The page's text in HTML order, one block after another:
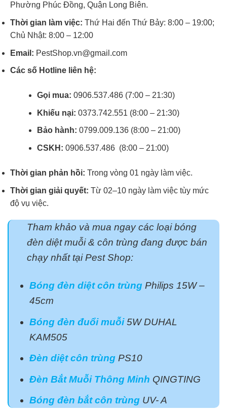
Phường Phúc Đồng, Quận Long Biên.
Thời gian làm việc: Thứ Hai đến Thứ Bảy: 8:00 – 19:00;
Chủ Nhật: 8:00 – 12:00
Email: PestShop.vn@gmail.com
Các số Hotline liên hệ:
Gọi mua: 0906.537.486 (7:00 – 21:30)
Khiếu nại: 0373.742.551 (8:00 – 21:30)
Bảo hành: 0799.009.136 (8:00 – 21:00)
CSKH: 0906.537.486 (8:00 – 21:00)
Thời gian phản hồi: Trong vòng 01 ngày làm việc.
Thời gian giải quyết: Từ 02–10 ngày làm việc tùy mức
độ vụ việc.
Tham khảo và mua ngay các loại bóng
đèn diệt muỗi & côn trùng đang được bán
chạy nhất tại Pest Shop:
Bóng đèn diệt côn trùng Philips 15W –
45cm
Bóng đèn đuổi muỗi5W DUHAL
KAM505
Đèn diệt côn trùng PS10
Đèn Bắt Muỗi Thông Minh QINGTING
Bóng đèn bắt côn trùng UV- A